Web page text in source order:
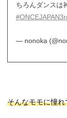
ちろんダンスは
— nonoka
そんなモモに憧